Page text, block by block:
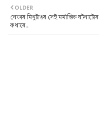
OLDER
নেফাৰ মিনুটাঙৰ সেই মৰ্মান্তিক ঘটনাটোৰ
কথাৰে..